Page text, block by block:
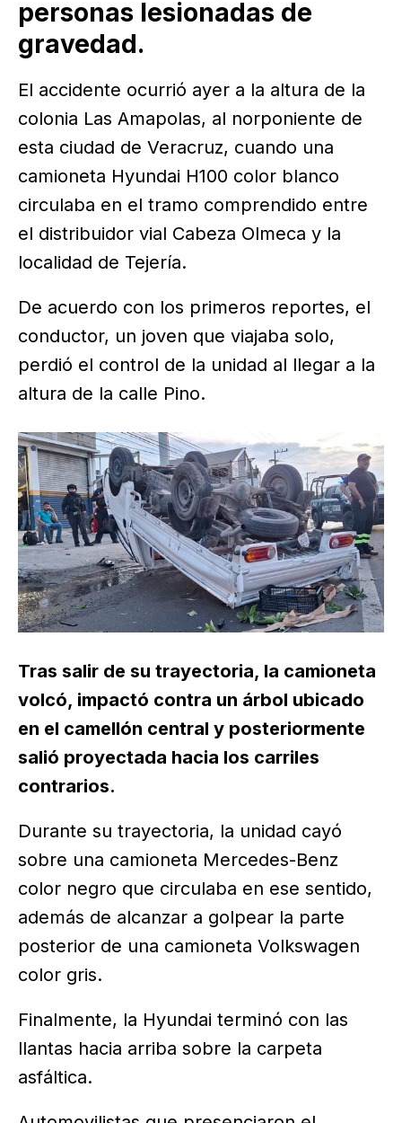
personas lesionadas de
gravedad.
El accidente ocurrió ayer a la altura de la
colonia Las Amapolas, al norponiente de
esta ciudad de Veracruz, cuando una
camioneta Hyundai H100 color blanco
circulaba en el tramo comprendido entre
el distribuidor vial Cabeza Olmeca y la
localidad de Tejería.
De acuerdo con los primeros reportes, el
conductor, un joven que viajaba solo,
perdió el control de la unidad al llegar a la
altura de la calle Pino.
Tras salir de su trayectoria, la camioneta
volcó, impactó contra un árbol ubicado
en el camellón central y posteriormente
salió proyectada hacia los carriles
contrarios.
Durante su trayectoria, la unidad cayó
sobre una camioneta Mercedes-Benz
color negro que circulaba en ese sentido,
además de alcanzar a golpear la parte
posterior de una camioneta Volkswagen
color gris.
Finalmente, la Hyundai terminó con las
llantas hacia arriba sobre la carpeta
asfáltica.